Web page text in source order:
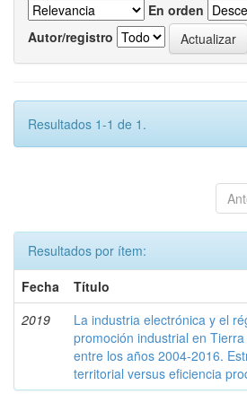
En orden
Autor/registro
Resultados 1-1 de 1.
Resultados por ítem:
Fecha
Título
2019
La industria electrónica y el
promoción industrial en
entre los años 2004-2016.
territorial versus eficiencia